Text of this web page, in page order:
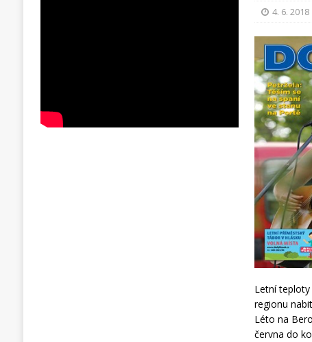
4. 6. 2018
Letní teploty
regionu
Léto na
června do